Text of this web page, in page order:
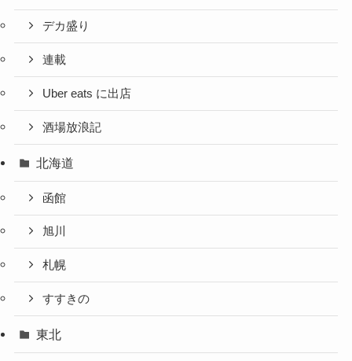
デカ盛り
連載
Uber eats に出店
酒場放浪記
北海道
函館
旭川
札幌
すすきの
東北